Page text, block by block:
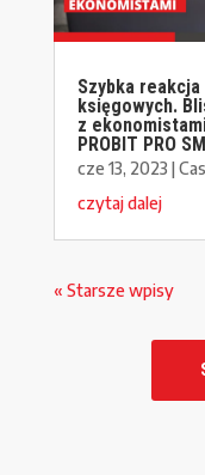
Szybka
księgowych.
z
PROBIT PRO
cze 13, 2023
czytaj dalej
« Starsze wpisy